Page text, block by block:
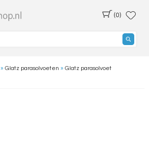
(0)
» Glatz parasolvoeten » Glatz parasolvoet